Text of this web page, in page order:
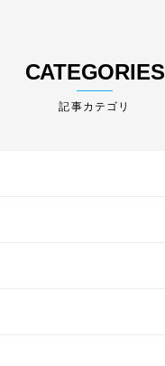
CATEGORIES